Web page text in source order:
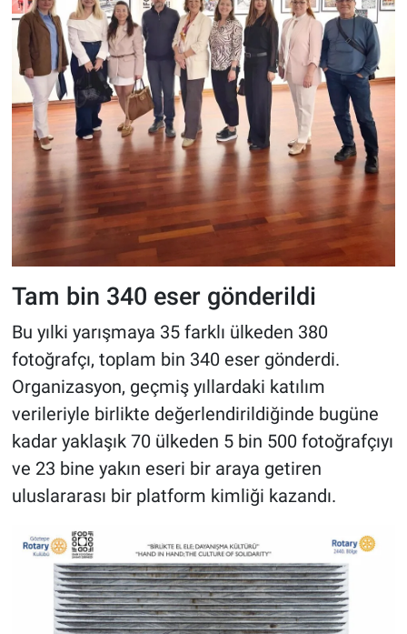
Tam bin 340 eser gönderildi
Bu yılki yarışmaya 35 farklı ülkeden 380
fotoğrafçı, toplam bin 340 eser gönderdi.
Organizasyon, geçmiş yıllardaki katılım
verileriyle birlikte değerlendirildiğinde bugüne
kadar yaklaşık 70 ülkeden 5 bin 500 fotoğrafçıyı
ve 23 bine yakın eseri bir araya getiren
uluslararası bir platform kimliği kazandı.